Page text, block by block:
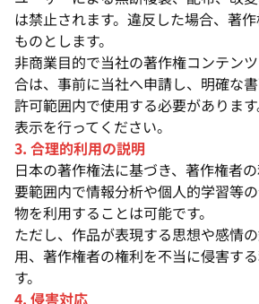
は禁止されます。違反した場合、著
ものとします。
非商業目的で当社の著作権コンテン
合は、事前に当社へ申請し、明確な書
許可範囲内で使用する必要がありま
表示を行ってください。
3. 合理的利用の説明
日本の著作権法に基づき、著作権者
要範囲内で情報分析や個人的学習等
物を利用することは可能です。
ただし、作品が表現する思想や感情
用、著作権者の権利を不当に侵害す
す。
4. 侵害対応